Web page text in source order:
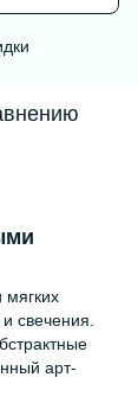
мягких
свечения.
арт-